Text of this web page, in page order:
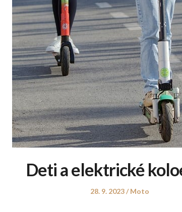
Deti a elektrické
Posted
28. 9. 2023
Posted
Moto